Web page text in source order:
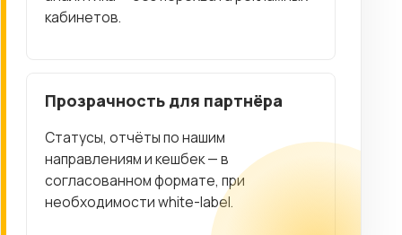
кабинетов.
Прозрачность для партнёра
Статусы, отчёты по нашим
направлениям и кешбек — в
согласованном формате, при
необходимости white-label.